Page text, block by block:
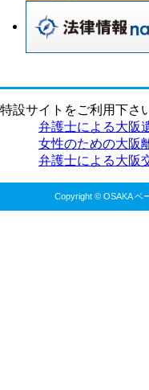
特設サイトをご利用下さ
弁護士による大阪
女性のための大阪
弁護士による大阪
Copyright © OSAKA ベ